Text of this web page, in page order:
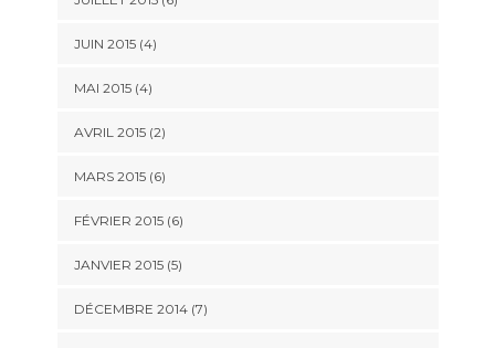
JUIN 2015(4)
MAI 2015(4)
AVRIL 2015(2)
MARS 2015(6)
FÉVRIER 2015(6)
JANVIER 2015(5)
DÉCEMBRE 2014(7)